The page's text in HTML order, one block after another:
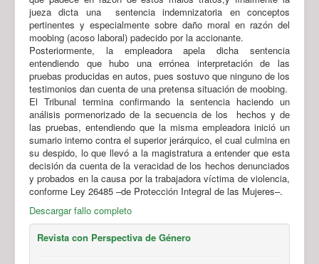
jueza dicta una sentencia indemnizatoria en conceptos
pertinentes y especialmente sobre daño moral en razón del
moobing (acoso laboral) padecido por la accionante.
Posteriormente, la empleadora apela dicha sentencia
entendiendo que hubo una errónea interpretación de las
pruebas producidas en autos, pues sostuvo que ninguno de los
testimonios dan cuenta de una pretensa situación de moobing.
El Tribunal termina confirmando la sentencia haciendo un
análisis pormenorizado de la secuencia de los hechos y de
las pruebas, entendiendo que la misma empleadora inició un
sumario interno contra el superior jerárquico, el cual culmina en
su despido, lo que llevó a la magistratura a entender que esta
decisión da cuenta de la veracidad de los hechos denunciados
y probados en la causa por la trabajadora víctima de violencia,
conforme Ley 26485 –de Protección Integral de las Mujeres–.
Descargar fallo completo
Revista con Perspectiva de Género